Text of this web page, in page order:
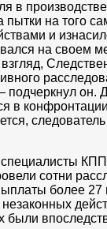
в
на того
и
на своем
подчеркнул он.
в
сотни
более
были